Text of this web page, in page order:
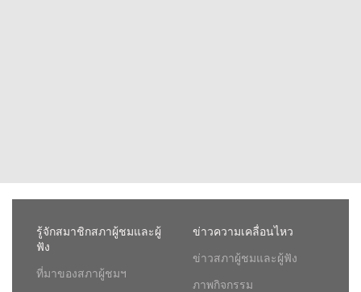
รู้จักสมาชิกสภาผู้ชมและผู้
ฟัง
ที่มาของสภาผู้ชมฯ
ข่าวความเคลื่อนไหว
ข่าวสภาผู้ชมและผู้ฟัง
ภาพกิจกรรม